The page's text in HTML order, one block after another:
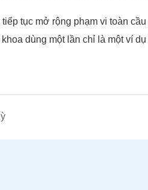
tục mở rộng phạm vi toàn
dùng một lần chỉ là một ví